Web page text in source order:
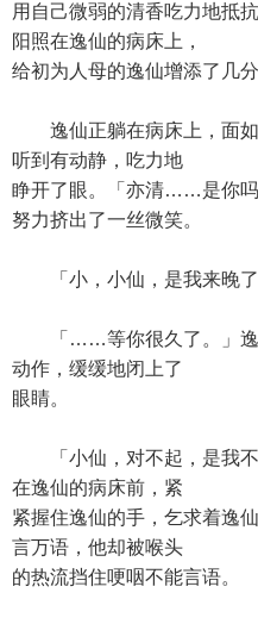
用自己微弱的清香吃力地抵
阳照在逸仙的病床上，
给初为人母的逸仙增添了几分
逸仙正躺在病床上，面如
听到有动静，吃力地
睁开了眼。「亦清……是你
努力挤出了一丝微笑。
「小，小仙，是我来晚
「……等你很久了。」逸
动作，缓缓地闭上了
眼睛。
「小仙，对不起，是我
在逸仙的病床前，紧
紧握住逸仙的手，乞求着逸
言万语，他却被喉头
的热流挡住哽咽不能言语。